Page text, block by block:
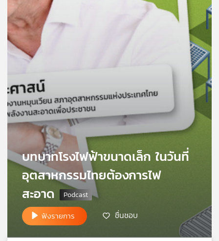
ข่าว
และ
กิจกรรม
เกี่ยว
กับ
เรา
ข่าย
วิทยุ
บทบาทโรงไฟฟ้าขนาดเล็ก ในวันที่
อุตสาหกรรมไทยต้องการไฟ
สะอาด
ฟังรายการ ชื่นชอบ